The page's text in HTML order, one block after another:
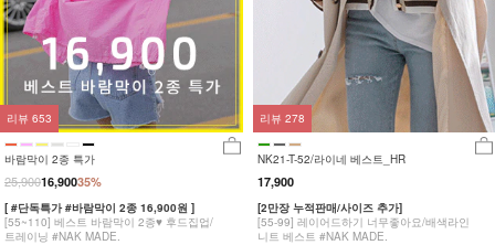
바람막이 2종 특가
35%
25,90016,900
[ #단독특가 #바람막이 2종 16,900원 ]
[55~110] 베스트 바람막이 2종♥ 후드집업/
트레이닝 #NAK MADE.
리뷰 653
NK21-T-52/라이네 베스트_HR
17,900
[2만장 누적판매/사이즈 추가]
[55-99] 레이어드하기 너무좋아요/배색라인
니트 베스트 #NAK MADE.
리뷰 278